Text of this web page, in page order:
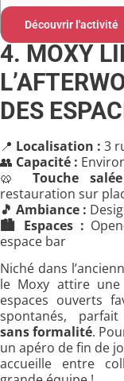
Découvrir l'activité
4. MOXY
DES
📍 Localisation : 3
👥 Capacité :
🥨 Touche
restauration sur
🎵 Ambiance :
🏙️ Espaces :
espace bar
Niché dans
le Moxy attire une
espaces ouverts
spontanés,
sans formalité.
un apéro de fin de
accueille entre